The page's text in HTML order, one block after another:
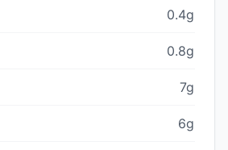
0.4g
0.8g
7g
6g